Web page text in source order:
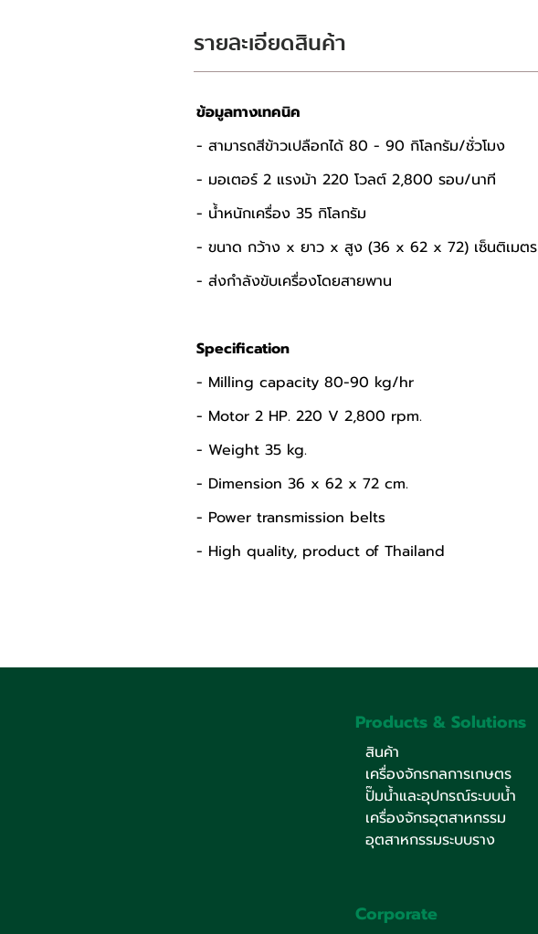
รายละเอียดสินค้า
ข้อมูลทางเทคนิค
- สามารถสีข้าวเปลือกได้ 80 - 90 กิโลกรัม/ชั่วโมง
- มอเตอร์ 2 แรงม้า 220 โวลต์ 2,800 รอบ/นาที
- น้ำหนักเครื่อง 35 กิโลกรัม
- ขนาด กว้าง x ยาว x สูง (36 x 62 x 72) เซ็นติเมตร
- ส่งกำลังขับเครื่องโดยสายพาน
Specification
- Milling capacity 80-90 kg/hr
- Motor 2 HP. 220 V 2,800 rpm.
- Weight 35 kg.
- Dimension 36 x 62 x 72 cm.
- Power transmission belts
- High quality, product of Thailand
Products & Solutions
สินค้า
เครื่องจักรกลการเกษตร
ปั๊มน้ำและอุปกรณ์ระบบน้ำ
เครื่องจักรอุตสาหกรรม
อุตสาหกรรมระบบราง
Corporate